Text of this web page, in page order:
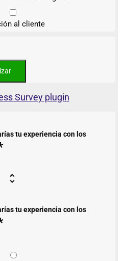
al cliente
Survey plugin
tu experiencia con los
tu experiencia con los